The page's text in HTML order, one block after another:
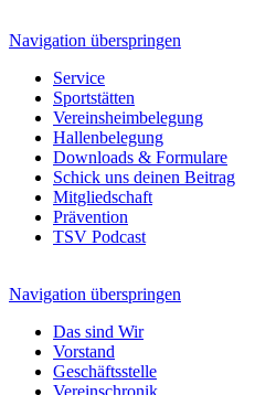
Navigation überspringen
Service
Sportstätten
Vereinsheimbelegung
Hallenbelegung
Downloads & Formulare
Schick uns deinen Beitrag
Mitgliedschaft
Prävention
TSV Podcast
Navigation überspringen
Das sind Wir
Vorstand
Geschäftsstelle